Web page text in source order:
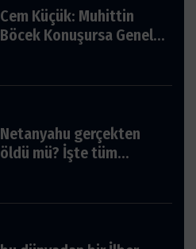
Cem Küçük: Muhittin
Böcek Konuşursa Genel
Netanyahu gerçekten
öldü mü? İşte tüm